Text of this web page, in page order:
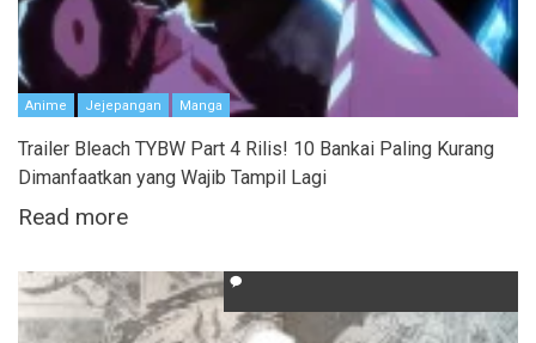
Anime Jejepangan Manga
Trailer Bleach TYBW Part 4 Rilis! 10 Bankai Paling Kurang
Dimanfaatkan yang Wajib Tampil Lagi
Read more